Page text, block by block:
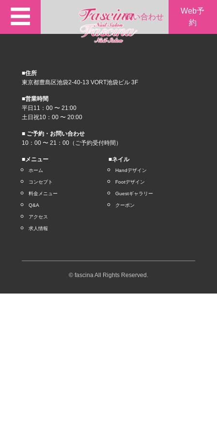
☰ 問い合わせ
Web予
約
■住所
東京都豊島区池袋2-40-13 VORT池袋ビル 3F
■営業時間
平日11：00 〜 21:00
土日祝10：00 〜 20:00
■ ご予約・お問い合わせ
10：00 〜 21：00（ご予約受付時間）
■メニュー
ホーム
コンセプト
料金メニュー
Q&A
アクセス
求人情報
■ネイル
Handデザイン
Footデザイン
Guestギャラリー
クーポン
© fascina All Rights Reserved.